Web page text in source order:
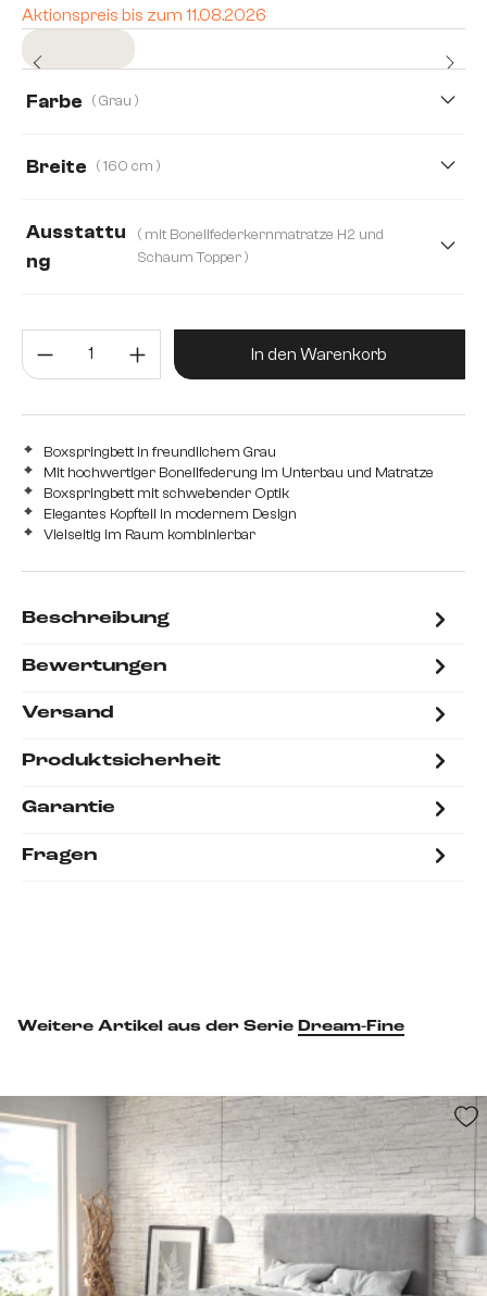
Aktionspreis bis zum 11.08.2026
Farbe ( Grau )
Breite ( 160 cm )
200 cm
Ausstattu
ng
( mit Bonellfederkernmatratze H2 und
Schaum Topper )
mit Taschenfederkernmatratze H2/H3 und Visco Topper
Produkt Anzahl: Gib den
In den Warenkorb
Boxspringbett in freundlichem Grau
Mit hochwertiger Bonellfederung im Unterbau und Matratze
Boxspringbett mit schwebender Optik
Elegantes Kopfteil in modernem Design
Vielseitig im Raum kombinierbar
Beschreibung
Bewertungen
Versand
Produktsicherheit
Garantie
Fragen
Weitere Artikel aus der Serie Dream-Fine